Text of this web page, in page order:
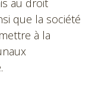
au droit
que la société
à la